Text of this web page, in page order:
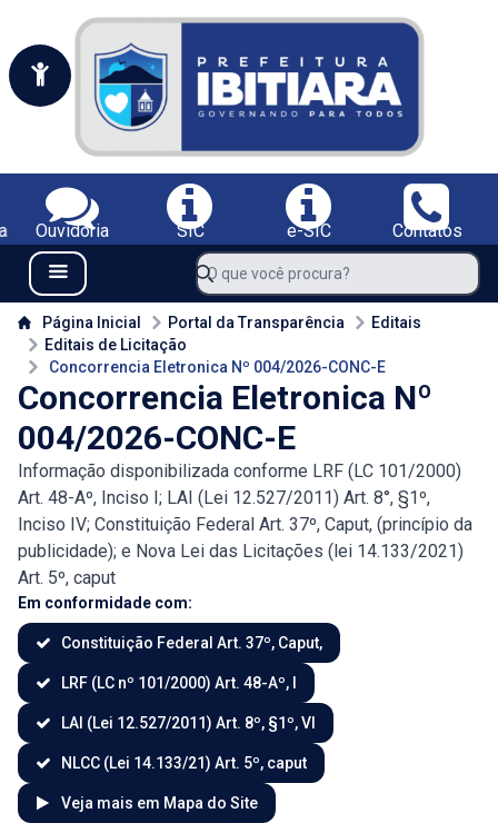
Portal da Prefeitura Municipal de Ibitiara-BA
Serviços da Prefeitura Municipal de Ibitiara-BA;
Ouvidoria SIC e-SIC
Contatos
Navegue pelo portal da Prefeitura de Ibitiara-BA
Menu Bar
O que você procura?
Conteúdo da Prefeitura de Ibitiara-BA
Página Inicial Portal da Transparência
Editais
Editais de Licitação
Concorrencia Eletronica Nº 004/2026-CONC-E
Concorrencia Eletronica Nº
004/2026-CONC-E
Informação disponibilizada conforme LRF (LC 101/2000)
Art. 48-Aº, Inciso I; LAI (Lei 12.527/2011) Art. 8°, §1º,
Inciso IV; Constituição Federal Art. 37º, Caput, (princípio da
publicidade); e Nova Lei das Licitações (lei 14.133/2021)
Art. 5º, caput
Em conformidade com:
Constituição Federal Art. 37º, Caput,
LRF (LC nº 101/2000) Art. 48-Aº, I
LAI (Lei 12.527/2011) Art. 8º, §1º, VI
NLCC (Lei 14.133/21) Art. 5º, caput
Veja mais em Mapa do Site